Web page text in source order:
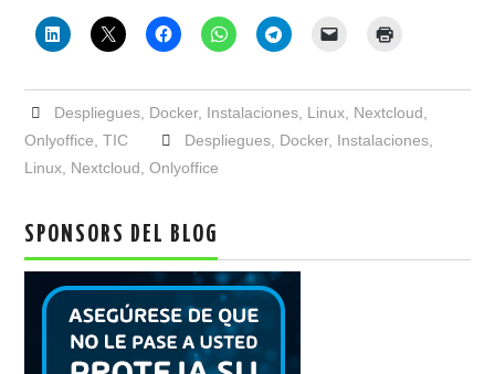
Despliegues, Docker, Instalaciones, Linux, Nextcloud
Onlyoffice ,TIC Despliegues, Docker, Instalaciones,
Linux Nextcloud ,Onlyoffice
SPONSORS DEL BLOG